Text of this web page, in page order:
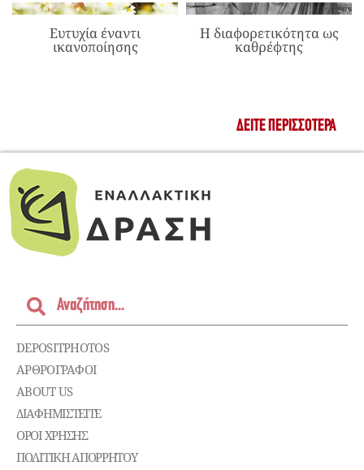
Ευτυχία έναντι
ικανοποίησης
Η διαφορετικότητα ως
καθρέφτης
ΔΕΊΤΕ ΠΕΡΙΣΣΌΤΕΡΑ
DEPOSITPHOTOS
ΑΡΘΡΟΓΡΑΦΟΙ
ABOUT US
ΔΙΑΦΗΜΙΣΤΕΊΤΕ
ΌΡΟΙ ΧΡΉΣΗΣ
ΠΟΛΙΤΙΚΉ ΑΠΟΡΡΉΤΟΥ